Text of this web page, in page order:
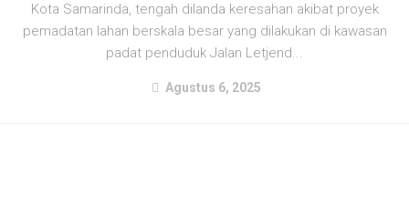
Kota Samarinda, tengah dilanda keresahan akibat proyek
pemadatan lahan berskala besar yang dilakukan di kawasan
padat penduduk Jalan Letjend...
Agustus 6, 2025